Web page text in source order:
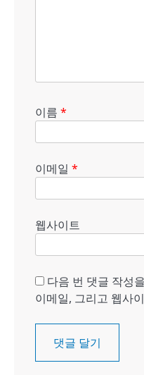
이름 *
이메일 *
웹사이트
다음 번 댓글 작성
이메일, 그리고 웹사